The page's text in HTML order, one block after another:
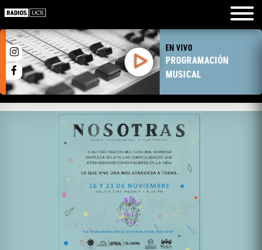
EN VIVO
PROGRAMACIÓN
MUSICAL